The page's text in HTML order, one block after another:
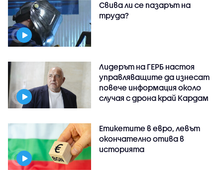
Свива ли се пазарът на
труда?
Лидерът на ГЕРБ настоя
управляващите да изнесат
повече информация около
случая с дрона край Кардам
Етикетите в евро, левът
окончателно отива в
историята